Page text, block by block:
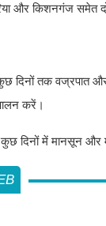
और किशनगंज
दिनों तक वज्रपात
पालन करें।
दिनों में मानसून और